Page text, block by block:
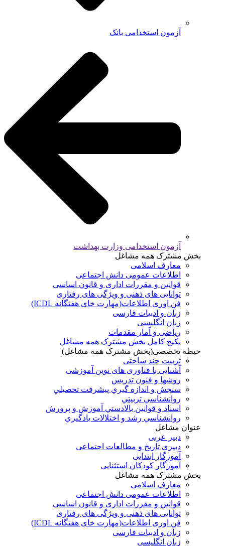
آزمون استخدامی بانک
آزمون استخدامی وزارت بهداشت
بخش مشترک همه مشاغل
معارف اسلامی
اطلاعات عمومی دانش اجتماعی
قوانین و مقررات اداری و قانون اساسی
توانایی های ذهنی و ویژگی های رفتاری
فن اوری اطلاعات(مهارت خای هفتگانه ICDL)
زبان و ادبیات فارسی
زبان انگلیسی
ریاضی و آمار مقدمات
پکیج کامل بخش مشترک همه مشاغل
حیطه تخصصی(بخش مشترک همه مشاغل)
تربیت چند ساحتی
آشنایی با فناوری های نوین آموزشی
روشها و فنون تدريس
سنجش و اندازه گيري پيشرفت تحصيلي
روانشناسي تربيتي
اسناد و قوانين بالادستي آموزش و پرورش
روانشناسي رشد و اختلالات يادگيري
عنوان مشاغل
دبير عربی
دبیری تاریخ و مطالعات اجتماعی
آموزگار ابتدایی
آموزگار کودکان استثنایی
بخش مشترک همه مشاغل
معارف اسلامی
اطلاعات عمومی دانش اجتماعی
قوانین و مقررات اداری و قانون اساسی
توانایی های ذهنی و ویژگی های رفتاری
فن اوری اطلاعات(مهارت خای هفتگانه ICDL)
زبان و ادبیات فارسی
زبان انگلیسی